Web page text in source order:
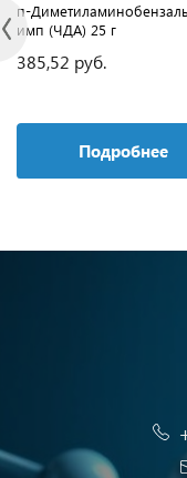
п-
имп (ЧДА) 25 г
385,52 руб.
Подробнее